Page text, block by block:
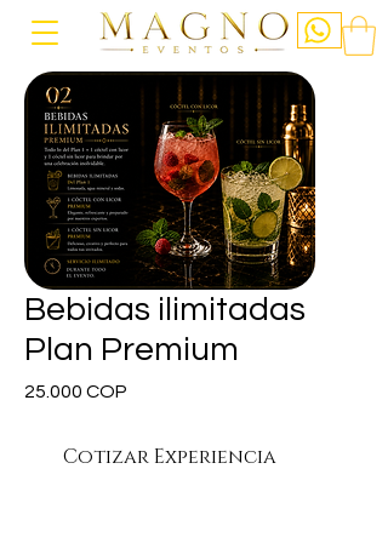
Bebidas ilimitadas
Plan Premium
25.000 COP
Cotizar Experiencia